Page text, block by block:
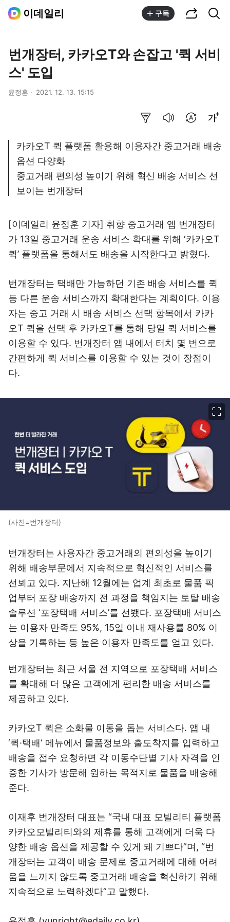
이데일리 구독
번개장터, 카카오T와 손잡고 '퀵 서비
스' 도입
윤정훈 2021. 12. 13. 15:15
카카오T 퀵 플랫폼 활용해 이용자간 중고거래 배송
옵션 다양화
중고거래 편의성 높이기 위해 혁신 배송 서비스 선
보이는 번개장터
[이데일리 윤정훈 기자] 취향 중고거래 앱 번개장터
가 13일 중고거래 운송 서비스 확대를 위해 ‘카카오T
퀵’ 플랫폼을 통해서도 배송을 시작한다고 밝혔다.
번개장터는 택배만 가능하던 기존 배송 서비스를 퀵
등 다른 운송 서비스까지 확대한다는 계획이다. 이용
자는 중고 거래 시 배송 서비스 선택 항목에서 카카
오T 퀵을 선택 후 카카오T를 통해 당일 퀵 서비스를
이용할 수 있다. 번개장터 앱 내에서 터치 몇 번으로
간편하게 퀵 서비스를 이용할 수 있는 것이 장점이
다.
(사진=번개장터)
번개장터는 사용자간 중고거래의 편의성을 높이기
위해 배송부문에서 지속적으로 혁신적인 서비스를
선뵈고 있다. 지난해 12월에는 업계 최초로 물품 픽
업부터 포장 배송까지 전 과정을 책임지는 토탈 배송
솔루션 ‘포장택배 서비스’를 선뵀다. 포장택배 서비스
는 이용자 만족도 95%, 15일 이내 재사용률 80% 이
상을 기록하는 등 높은 이용자 만족도를 얻고 있다.
번개장터는 최근 서울 전 지역으로 포장택배 서비스
를 확대해 더 많은 고객에게 편리한 배송 서비스를
제공하고 있다.
카카오T 퀵은 소화물 이동을 돕는 서비스다. 앱 내
‘퀵·택배‘ 메뉴에서 물품정보와 출도착지를 입력하고
배송을 접수 요청하면 각 이동수단별 기사 자격을 인
증한 기사가 방문해 원하는 목적지로 물품을 배송해
준다.
이재후 번개장터 대표는 “국내 대표 모빌리티 플랫폼
카카오모빌리티와의 제휴를 통해 고객에게 더욱 다
양한 배송 옵션을 제공할 수 있게 돼 기쁘다”며, “번
개장터는 고객이 배송 문제로 중고거래에 대해 어려
움을 느끼지 않도록 중고거래 배송을 혁신하기 위해
지속적으로 노력하겠다”고 말했다.